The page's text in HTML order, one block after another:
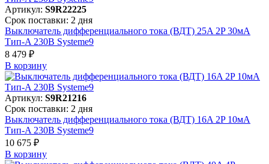
Артикул: S9R22225
Срок поставки: 2 дня
Выключатель дифференциального тока (ВДТ) 25A 2P 30мА
Тип-A 230В Systeme9
8 479 ₽
В корзинy
Артикул: S9R21216
Срок поставки: 2 дня
Выключатель дифференциального тока (ВДТ) 16A 2P 10мА
Тип-A 230В Systeme9
10 675 ₽
В корзинy